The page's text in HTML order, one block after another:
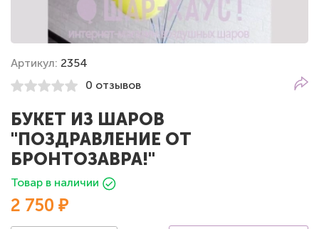
Артикул: 2354
0 отзывов
БУКЕТ ИЗ ШАРОВ
"ПОЗДРАВЛЕНИЕ ОТ
БРОНТОЗАВРА!"
Товар в наличии
2 750 ₽